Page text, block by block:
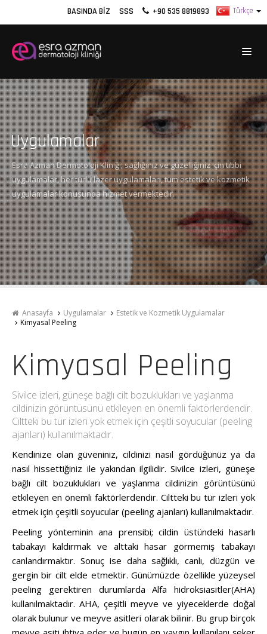
BASINDA BIZ SSS +90 535 8819893
Uygulamalar
Esra Azman Dermotoloji Kliniği; sağlığınız ve güzelliğiniz için tıbbi
uygulamalar, her türlü lazer uygulamaları, tüm estetik ve kozmetik
uygulamalar konusunda hizmet vermektedir.
Anasayfa Uygulamalar
Estetik ve Kozmetik Uygulamalar
Kimyasal Peeling
Kimyasal Peeling
Sivilce izleri, güneşe bağlı cilt bozuklukları ve yaşlanma
cildinizin görüntüsünü etkileyen en önemli faktörlerdendir.
Ciltteki bu tür izleri yok etmek için çeşitli soyucular (peeling
ajanları) kullanılmaktadır.
Kendinize olan güveniniz, cildinizi nasıl gördüğünüz ya da
nasıl hissettiğiniz ile yakından ilgilidir. Sivilce izleri, güneşe
bağlı cilt bozuklukları ve yaşlanma cildinizin görüntüsünü
etkileyen en önemli faktörlerdendir. Ciltteki bu tür izleri yok
etmek için çeşitli soyucular (peeling ajanları) kullanılmaktadır.
Peeling yönteminin ana prensibi; cildin üstündeki hasarlı
tabakayı kaldırmak ve alttaki hasar görmemiş tabakayı
canlandırmaktır. Sonuç ise daha sağlıklı, canlı, düzgün ve
gergin bir cilt elde etmektir. Günümüzde özellikle yüzeysel
peeling gerektiren durumlarda Alfa hidroksiasitler(AHA)
kullanılmaktadır. AHA, çeşitli meyve ve yiyeceklerde doğal
olarak bulunur ve meyve asitleri olarak bilinir. Bu grup birçok